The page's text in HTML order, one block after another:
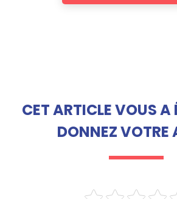
CET ARTICLE VOUS A
DONNEZ VOTRE